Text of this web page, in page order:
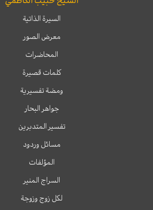
السيرة الذاتية
معرض الصور
المحاضرات
كلمات قصيرة
ومضة تفسيرية
جواهر البحار
تفسير المتدبرين
مسائل وردود
المؤلفات
السراج المنير
لكل زوج وزوجة